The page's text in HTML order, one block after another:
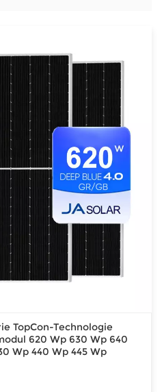
TopCon-Technologie
620 Wp 630 Wp 640
Wp 440 Wp 445 Wp